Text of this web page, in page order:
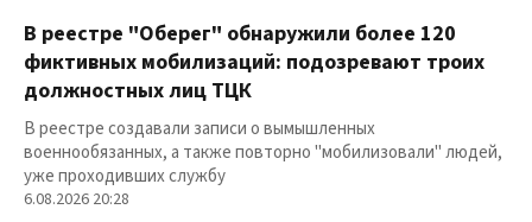
В реестре "Оберег" обнаружили более 120
фиктивных мобилизаций: подозревают троих
должностных лиц ТЦК
В реестре создавали записи о вымышленных
военнообязанных, а также повторно "мобилизовали" людей,
уже проходивших службу
6.08.2026 20:28